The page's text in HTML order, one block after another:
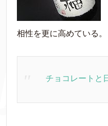
相性を更に高めている。
チョコレートと